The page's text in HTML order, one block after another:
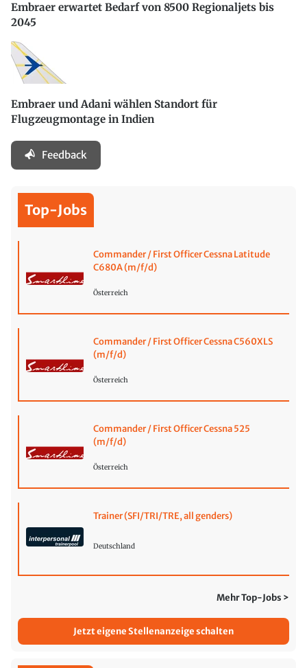
Embraer erwartet Bedarf von 8500 Regionaljets bis
2045
Embraer und Adani wählen Standort für
Flugzeugmontage in Indien
Feedback
Top-Jobs
Commander / First Officer Cessna Latitude
C680A (m/f/d)
Österreich
Commander / First Officer Cessna C560XLS
(m/f/d)
Österreich
Commander / First Officer Cessna 525
(m/f/d)
Österreich
Trainer (SFI/TRI/TRE, all genders)
Deutschland
Mehr Top-Jobs >
Jetzt eigene Stellenanzeige schalten